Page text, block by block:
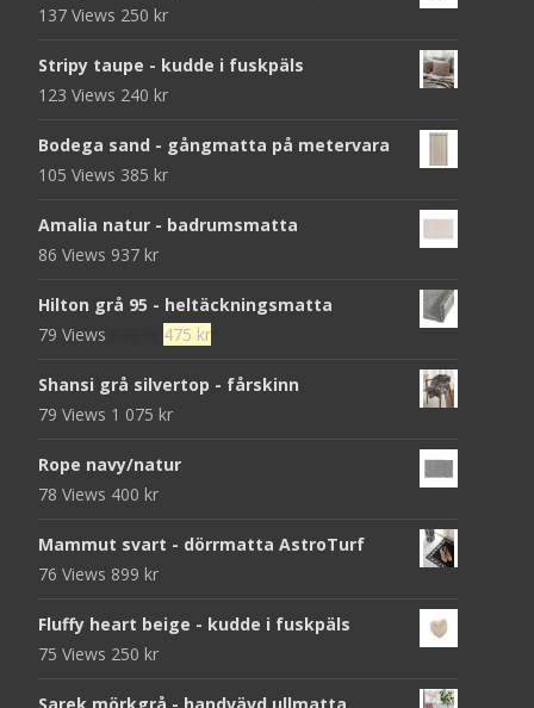
137 Views 250 kr
Stripy taupe - kudde i fuskpäls
123 Views 240 kr
Bodega sand - gångmatta på metervara
105 Views 385 kr
Amalia natur - badrumsmatta
86 Views 937 kr
Hilton grå 95 - heltäckningsmatta
79 Views
Det
priset
var:
475 krDet
priset
Shansi grå silvertop - fårskinn
79 Views 1 075 kr
Rope navy/natur
78 Views 400 kr
Mammut svart - dörrmatta AstroTurf
76 Views 899 kr
Fluffy heart beige - kudde i fuskpäls
75 Views 250 kr
Sarek mörkgrå - handvävd ullmatta